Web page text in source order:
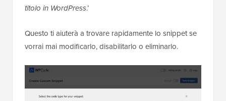
titolo in WordPress.’
Questo ti aiuterà a trovare rapidamente lo snippet se
vorrai mai modificarlo, disabilitarlo o eliminarlo.